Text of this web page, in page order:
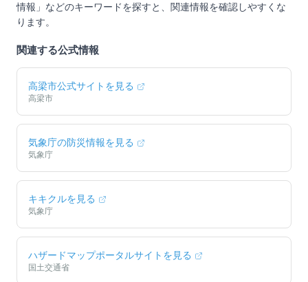
情報」などのキーワードを探すと、関連情報を確認しやすくな
ります。
関連する公式情報
高梁市公式サイトを見る
高梁市
気象庁の防災情報を見る
気象庁
キキクルを見る
気象庁
ハザードマップポータルサイトを見る
国土交通省